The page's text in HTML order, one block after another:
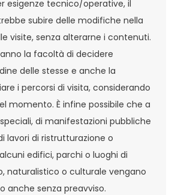
esigenze tecnico/operative, il
subire delle modifiche nella
visite, senza alterarne i contenuti.
la facoltà di decidere
delle stesse e anche la
i percorsi di visita, considerando
momento. È infine possibile che a
di manifestazioni pubbliche
lavori di ristrutturazione o
edifici, parchi o luoghi di
naturalistico o culturale vengano
anche senza preavviso.